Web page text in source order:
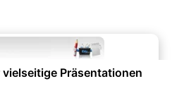
Präsentationen